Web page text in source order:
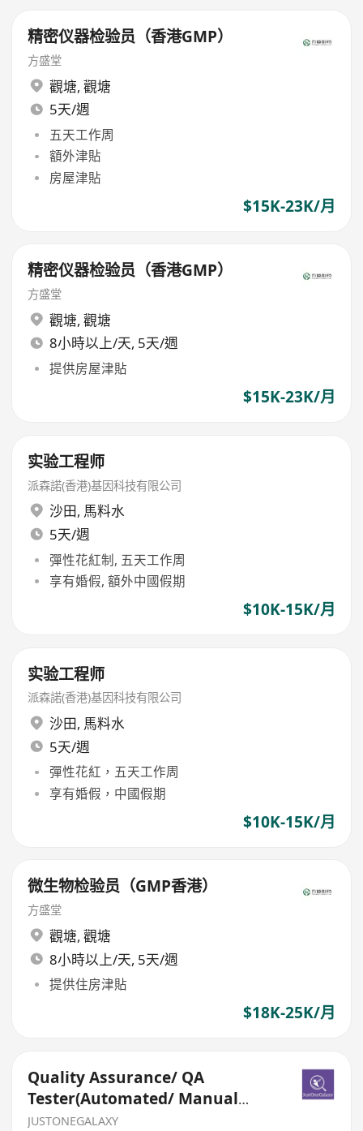
精密仪器检验员（香港GMP）
方盛堂
觀塘, 觀塘
5天/週
五天工作周
額外津貼
房屋津貼
$15K-23K/月
精密仪器检验员（香港GMP）
方盛堂
觀塘, 觀塘
8小時以上/天, 5天/週
提供房屋津貼
$15K-23K/月
实验工程师
派森諾(香港)基因科技有限公司
沙田, 馬料水
5天/週
彈性花紅制, 五天工作周
享有婚假, 額外中國假期
$10K-15K/月
实验工程师
派森諾(香港)基因科技有限公司
沙田, 馬料水
5天/週
彈性花紅，五天工作周
享有婚假，中國假期
$10K-15K/月
微生物检验员（GMP香港）
方盛堂
觀塘, 觀塘
8小時以上/天, 5天/週
提供住房津貼
$18K-25K/月
Quality Assurance/ QA
Tester(Automated/ Manual
testing, Multiple new
JUSTONEGALAXY